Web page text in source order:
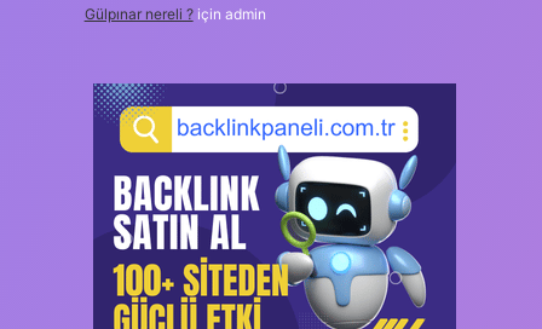
Gülpınar nereli ?için admin